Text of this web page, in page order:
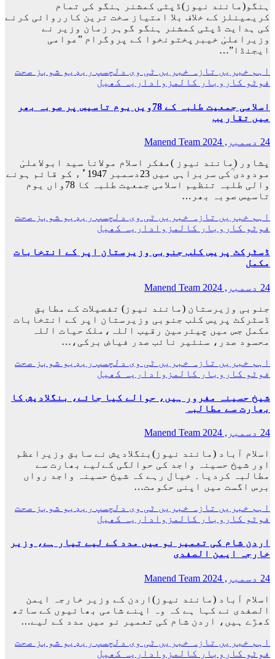
ہنگو(مانند نیوز)ڈپٹی کمشنر ہنگو کی تمام
کریمینلز کے خلاف بلا امتیاز سخت ترین کارروائی کرنے
کی ہدایت ڈپٹی کمشنر ہنگو گوہر زمان وزیر نے
وزیراعلیٰ خیبرپختونخوا کے پروگرام ”عوامی
ایجنڈا”…
اہم خبریں تازہ خبریں ٹی وی دلچسپ ریډيو شوبز
صحت
فوٹو کاروبار کالمزواداریہ کھیل
اسلامی جمعیت طلبہ کے 78ویں یوم تاسیس پر صوبہ بھر
میں تقاریب
24 دسمبر, 2024
Manend Team
پشاور (مانند نیوز )مفکر اسلام مولانا سید ابولاعلیٰ
مودودی ؒکی سربراہی میں 23دسمبر 1947 َٗٗء کو قائم ہونے
والی طلبہ تنظیم اسلامی جمعیت طلبہ کا 78واں یوم
تاسیس صوبہ بھر…
اہم خبریں تازہ خبریں ٹی وی دلچسپ ریډيو شوبز
صحت
فوٹو کاروبار کالمزواداریہ کھیل
ڈسٹرکٹ پریس کلب جنوبی وزیرستان اپر کے انتخابات
مکمل
24 دسمبر, 2024
Manend Team
جنوبی وزیرستان (مانند نیوز) تفصیلات کے مطابق
ڈسٹرکٹ پریس کلب جنوبی وزیرستان اپر کے انتخابات
مکمل جس میں چیئرمین رقیب اللہ،ملک حیات اللہ
محسود صدر، سنئیر نائب صدر فیاض برکی،…
اہم خبریں تازہ خبریں ٹی وی دلچسپ ریډيو شوبز
صحت
فوٹو کاروبار کالمزواداریہ کھیل
شیخ حسینہ مفرور ہیں، حوالے کیا جائے، بنگلادیش کا
بھارت سے مطالبہ
24 دسمبر, 2024
Manend Team
اسلام آباد (مانند نیوز)بنگلادیش نے سابق وزیراعظم
اور شیخ حسینہ واجد کی حوالگی کےلیے بھارت سے
مطالبہ کردیا۔ خیال رہے کہ شیخ حسینہ واجد رواں
برس اگست میں اپنی حکومت…
اہم خبریں تازہ خبریں ٹی وی دلچسپ ریډيو شوبز
صحت
فوٹو کاروبار کالمزواداریہ کھیل
اردن شام کی تعمیر نو میں مدد کے لیے تیار ہے، وزیر
خارجہ ایمن الصفدی
24 دسمبر, 2024
Manend Team
اسلام آباد (مانند نیوز)اردن کے وزیر خارجہ ایمن
الصفدی نے کہا ہے کہ وہ اپنے شامی بھائیوں کے ساتھ
کھڑے ہیں، اردن شام کی تعمیر نو میں مدد کے لیے…
اہم خبریں تازہ خبریں ٹی وی دلچسپ ریډيو شوبز
صحت
فوٹو کاروبار کالمزواداریہ کھیل